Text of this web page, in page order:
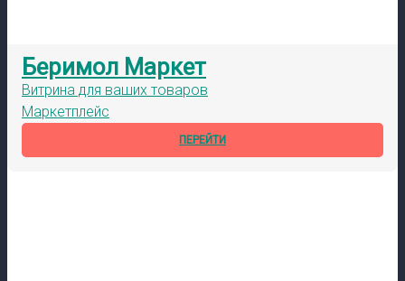
Беримол Маркет
Витрина для ваших товаров
Маркетплейс
ПЕРЕЙТИ